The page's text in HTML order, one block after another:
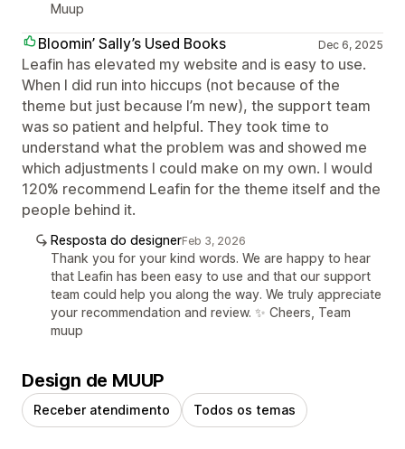
Muup
Bloomin’ Sally’s Used Books Dec 6, 2025
Leafin has elevated my website and is easy to use.
When I did run into hiccups (not because of the
theme but just because I’m new), the support team
was so patient and helpful. They took time to
understand what the problem was and showed me
which adjustments I could make on my own. I would
120% recommend Leafin for the theme itself and the
people behind it.
Resposta do designerFeb 3, 2026
Thank you for your kind words. We are happy to hear
that Leafin has been easy to use and that our support
team could help you along the way. We truly appreciate
your recommendation and review. ✨ Cheers, Team
muup
Design de MUUP
Receber atendimento Todos os temas